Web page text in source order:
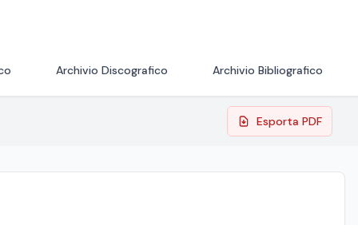
Archivio Discografico Archivio Bibliografico
Esporta PDF